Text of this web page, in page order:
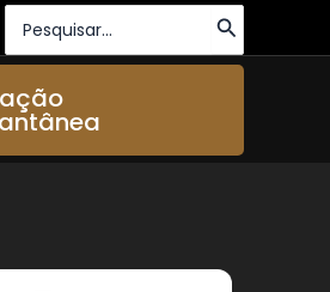
Procurar: